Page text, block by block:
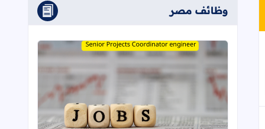
إلى العلامات المرجعية
وظائف مصر
اقرأ المزيد عن مطلوب Senior Projects Coordinator engineer للعمل في مصر